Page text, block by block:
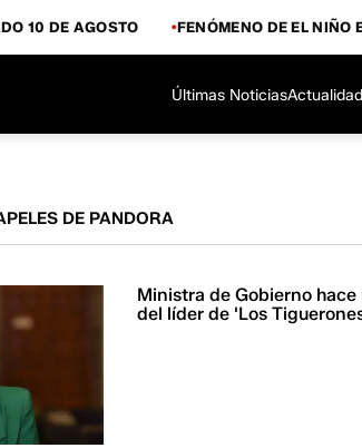
10 DE AGOSTO FENÓMENO DE EL NIÑO
Últimas NoticiasActualidad
DE PANDORA
Ministra de Gobierno
del líder de 'Los